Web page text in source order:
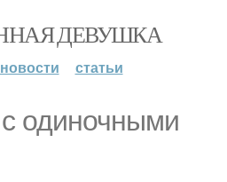
ДЕВУШКА
новости статьи
одиночными